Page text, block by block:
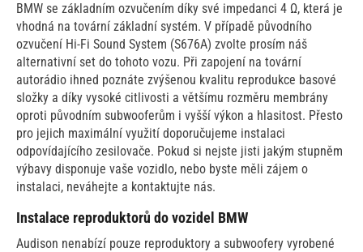
BMW se základním ozvučením díky své impedanci 4 Ω, která je
vhodná na tovární základní systém. V případě původního
ozvučení Hi-Fi Sound System (S676A) zvolte prosím náš
alternativní set do tohoto vozu. Při zapojení na tovární
autorádio ihned poznáte zvýšenou kvalitu reprodukce basové
složky a díky vysoké citlivosti a většímu rozměru membrány
oproti původním subwooferům i vyšší výkon a hlasitost. Přesto
pro jejich maximální využití doporučujeme instalaci
odpovídajícího zesilovače. Pokud si nejste jisti jakým stupněm
výbavy disponuje vaše vozidlo, nebo byste měli zájem o
instalaci, neváhejte a kontaktujte nás.
Instalace reproduktorů do vozidel BMW
Audison nenabízí pouze reproduktory a subwoofery vyrobené